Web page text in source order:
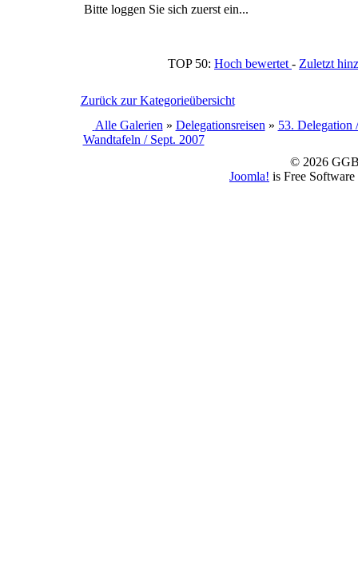
Bitte loggen Sie sich zuerst ein...
TOP 50: Hoch bewertet - Zuletzt
Zurück zur Kategorieübersicht
Alle Galerien » Delegationsreisen » 53. Delegation
Wandtafeln / Sept. 2007
© 2026
Joomla! is Free